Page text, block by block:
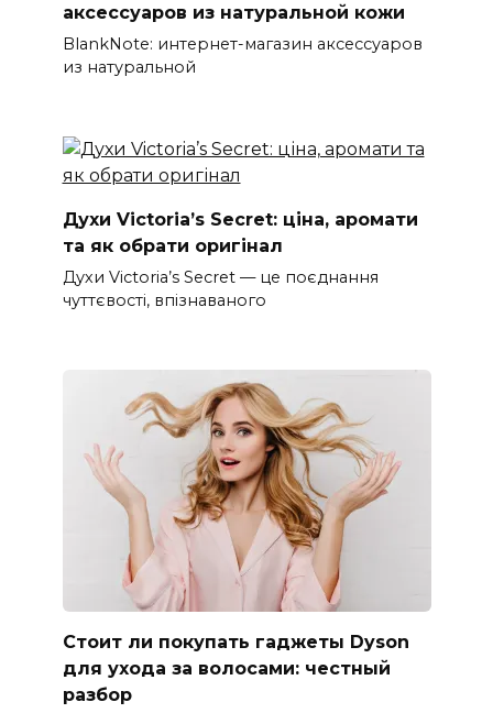
аксессуаров из натуральной кожи
BlankNote: интернет-магазин аксессуаров
из натуральной
Духи Victoria’s Secret: ціна, аромати
та як обрати оригінал
Духи Victoria’s Secret — це поєднання
чуттєвості, впізнаваного
Стоит ли покупать гаджеты Dyson
для ухода за волосами: честный
разбор